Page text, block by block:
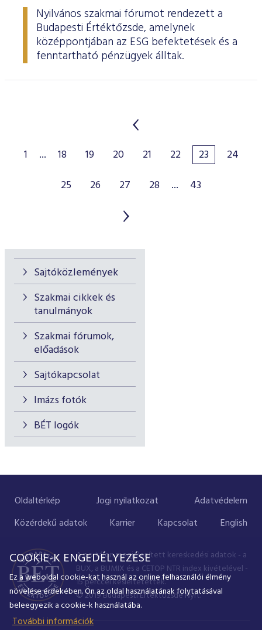
Sajtóközlemények
Szakmai cikkek és
tanulmányok
Szakmai fórumok,
előadások
Sajtókapcsolat
Imázs fotók
BÉT logók
Nyilvános szakmai fórumot rendezett a
Budapesti Értéktőzsde, amelynek
középpontjában az ESG befektetések és a
fenntartható pénzügyek álltak.
1 ... 18 19 20 21 22 23
24
25
26 27 28 ... 43
Oldaltérkép Jogi nyilatkozat
Adatvédelem
Közérdekű adatok
Karrier Kapcsolat English
A portálon megjelenített kereskedési adatok - a
BUX, a BUMIX és a CETOP NTR index kivételével -
15 perccel késleltetettek.
© 2019 Budapesti Értéktőzsde Nyrt.
COOKIE-K ENGEDÉLYEZÉSE
Ez a weboldal cookie-kat használ az online felhasználói élmény
növelése érdekében. Ön az oldal használatának folytatásával
beleegyezik a cookie-k használatába.
További információk